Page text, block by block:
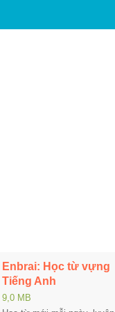
Enbrai: Học từ vựng
Tiếng Anh
9,0 MB